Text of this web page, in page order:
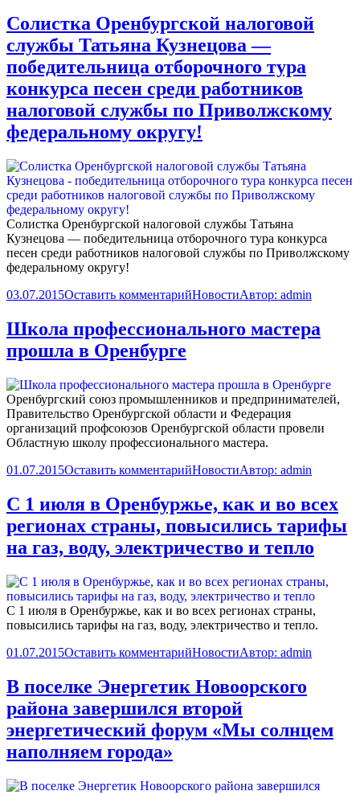
Солистка Оренбургской налоговой
службы Татьяна Кузнецова —
победительница отборочного тура
конкурса песен среди работников
налоговой службы по Приволжскому
федеральному округу!
Солистка Оренбургской налоговой службы Татьяна
Кузнецова — победительница отборочного тура конкурса
песен среди работников налоговой службы по Приволжскому
федеральному округу!
03.07.2015Оставить комментарийНовостиАвтор: admin
Школа профессионального мастера
прошла в Оренбурге
Оренбургский союз промышленников и предпринимателей,
Правительство Оренбургской области и Федерация
организаций профсоюзов Оренбургской области провели
Областную школу профессионального мастера.
01.07.2015Оставить комментарийНовостиАвтор: admin
С 1 июля в Оренбуржье, как и во всех
регионах страны, повысились тарифы
на газ, воду, электричество и тепло
С 1 июля в Оренбуржье, как и во всех регионах страны,
повысились тарифы на газ, воду, электричество и тепло.
01.07.2015Оставить комментарийНовостиАвтор: admin
В поселке Энергетик Новоорского
района завершился второй
энергетический форум «Мы солнцем
наполняем города»